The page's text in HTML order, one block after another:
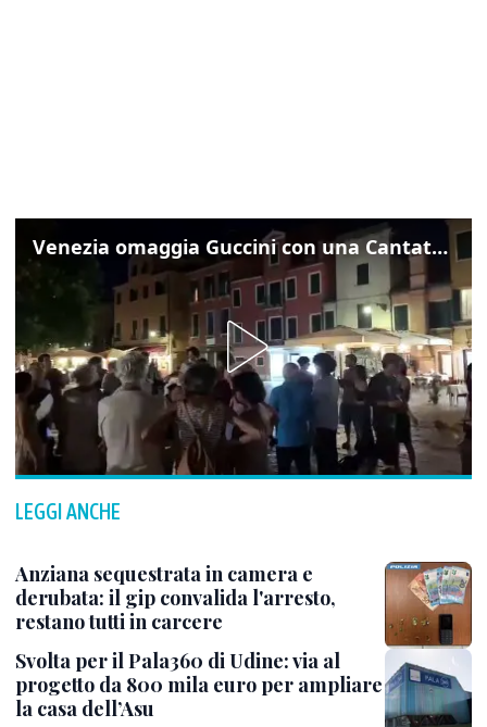
Venezia omaggia Guccini con una Cantata Anarchica in campo Santa Margherita
LEGGI ANCHE
Anziana sequestrata in camera e
derubata: il gip convalida l'arresto,
restano tutti in carcere
Svolta per il Pala360 di Udine: via al
progetto da 800 mila euro per ampliare
la casa dell’Asu